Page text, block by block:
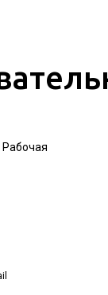
Рабочая